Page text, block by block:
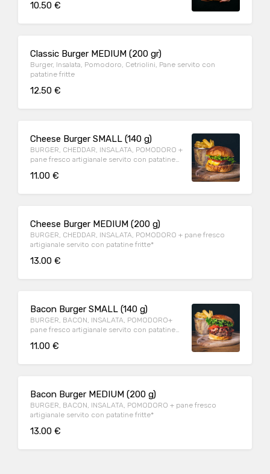
10.50 €
Classic Burger MEDIUM (200 gr)
Burger, Insalata, Pomodoro, Cetriolini, Pane servito con
patatine fritte
12.50 €
Cheese Burger SMALL (140 g)
BURGER, CHEDDAR, INSALATA, POMODORO +
pane fresco artigianale servito con patatine
11.00 €
Cheese Burger MEDIUM (200 g)
BURGER, CHEDDAR, INSALATA, POMODORO + pane fresco
artigianale servito con patatine fritte*
13.00 €
Bacon Burger SMALL (140 g)
BURGER, BACON, INSALATA, POMODORO+
pane fresco artigianale servito con patatine
11.00 €
Bacon Burger MEDIUM (200 g)
BURGER, BACON, INSALATA, POMODORO + pane fresco
artigianale servito con patatine fritte*
13.00 €